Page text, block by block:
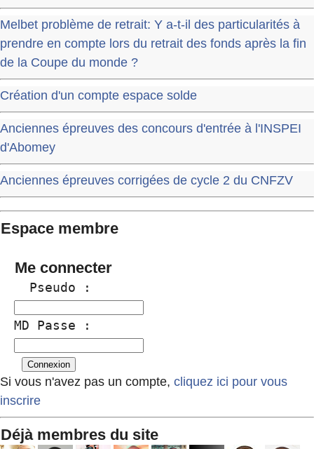
Melbet problème de retrait: Y a-t-il des particularités à
prendre en compte lors du retrait des fonds après la fin
de la Coupe du monde ?
Création d'un compte espace solde
Anciennes épreuves des concours d'entrée à l'INSPEI
d'Abomey
Anciennes épreuves corrigées de cycle 2 du CNFZV
Espace membre
Me connecter
  Pseudo :
MD Passe :
Si vous n'avez pas un compte, cliquez ici pour vous
inscrire
Déjà membres du site